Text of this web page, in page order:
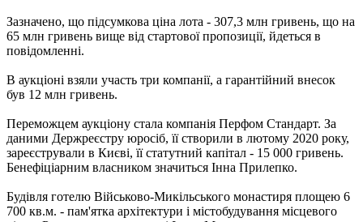
Зазначено, що підсумкова ціна лота - 307,3 млн гривень, що на
65 млн гривень вище від стартової пропозиції, йдеться в
повідомленні.
В аукціоні взяли участь три компанії, а гарантійний внесок
був 12 млн гривень.
Переможцем аукціону стала компанія Перфом Стандарт. За
даними Держреєстру юросіб, її створили в лютому 2020 року,
зареєстрували в Києві, її статутний капітал - 15 000 гривень.
Бенефіціарним власником значиться Інна Прилепко.
Будівля готелю Військово-Микільського монастиря площею 6
700 кв.м. - пам'ятка архітектури і містобудування місцевого